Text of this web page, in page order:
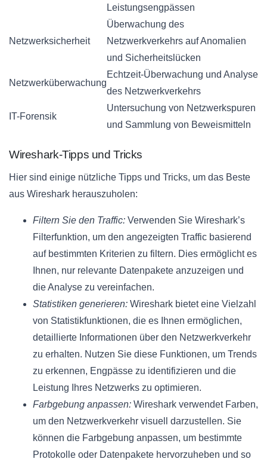
Leistungsengpässen
Netzwerksicherheit
Überwachung des
Netzwerkverkehrs auf Anomalien
und Sicherheitslücken
Netzwerküberwachung
Echtzeit-Überwachung und Analyse
des Netzwerkverkehrs
IT-Forensik
Untersuchung von Netzwerkspuren
und Sammlung von Beweismitteln
Wireshark-Tipps und Tricks
Hier sind einige nützliche Tipps und Tricks, um das Beste
aus Wireshark herauszuholen:
Filtern Sie den Traffic: Verwenden Sie Wireshark’s
Filterfunktion, um den angezeigten Traffic basierend
auf bestimmten Kriterien zu filtern. Dies ermöglicht es
Ihnen, nur relevante Datenpakete anzuzeigen und
die Analyse zu vereinfachen.
Statistiken generieren: Wireshark bietet eine Vielzahl
von Statistikfunktionen, die es Ihnen ermöglichen,
detaillierte Informationen über den Netzwerkverkehr
zu erhalten. Nutzen Sie diese Funktionen, um Trends
zu erkennen, Engpässe zu identifizieren und die
Leistung Ihres Netzwerks zu optimieren.
Farbgebung anpassen: Wireshark verwendet Farben,
um den Netzwerkverkehr visuell darzustellen. Sie
können die Farbgebung anpassen, um bestimmte
Protokolle oder Datenpakete hervorzuheben und so